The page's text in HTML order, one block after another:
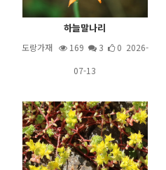
하늘말나리
도랑가재 169 3
0 2026-
07-13